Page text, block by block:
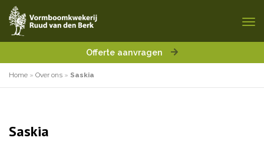
Offerte aanvragen
Home » Over ons » Saskia
Saskia